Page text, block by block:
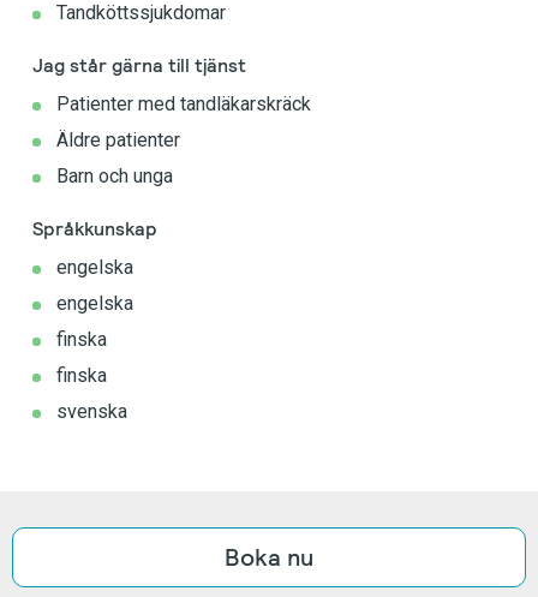
Tandköttssjukdomar
Jag står gärna till tjänst
Patienter med tandläkarskräck
Äldre patienter
Barn och unga
Språkkunskap
engelska
engelska
finska
finska
svenska
Boka nu